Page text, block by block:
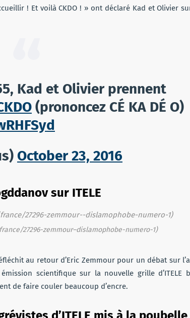
! Et voilà CKDO ! » ont déclaré Kad et Olivier
Kad et Olivier prennent
(prononcez CÉ KA DÉ O)
October 23, 2016
sur ITELE
27296-zemmour–dislamophobe-numero-1)
au retour d’Eric Zemmour pour un débat sur
scientifique sur la nouvelle grille d’ITELE
de faire couler beaucoup d’encre.